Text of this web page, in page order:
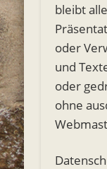
bleibt
oder
und
oder
ohne